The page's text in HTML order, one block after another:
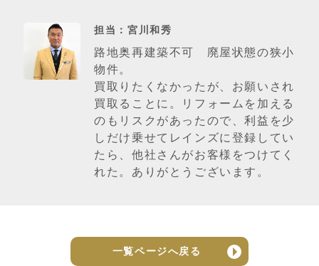
担当：宮川和秀
路地奥再建築不可 廃屋状態の狭小
物件。
買取りたくなかったが、お願いされ
買取ることに。リフォームを加える
のもリスクがあったので、利益を少
しだけ乗せてレインズに登録してい
たら、他社さんがお客様をつけてく
れた。ありがとうございます。
一覧ページへ戻る